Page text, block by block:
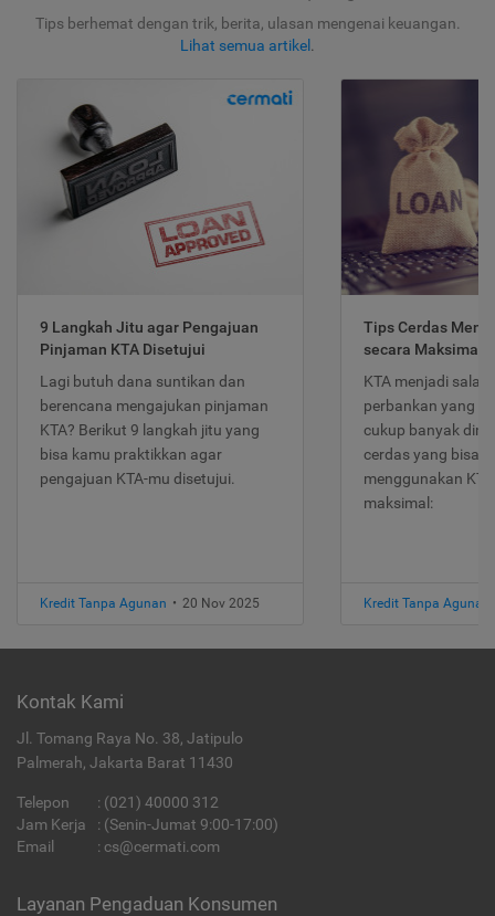
Tips berhemat dengan trik, berita, ulasan mengenai keuangan.
Lihat semua artikel .
9 Langkah Jitu agar Pengajuan
Pinjaman KTA Disetujui
Lagi butuh dana suntikan dan
berencana mengajukan pinjaman
KTA? Berikut 9 langkah jitu yang
bisa kamu praktikkan agar
pengajuan KTA-mu disetujui.
Kredit Tanpa Agunan • 20 Nov 2025
Tips Cerdas
secara Maksimal
KTA menjadi
perbankan yang
cukup banyak
cerdas yang bisa
menggunakan
maksimal:
Kredit Tanpa Agunan
Kontak Kami
Jl. Tomang Raya No. 38, Jatipulo
Palmerah, Jakarta Barat 11430
Telepon : (021) 40000 312
Jam Kerja
: (Senin-Jumat 9:00-17:00)
Email
: cs@cermati.com
Layanan Pengaduan Konsumen